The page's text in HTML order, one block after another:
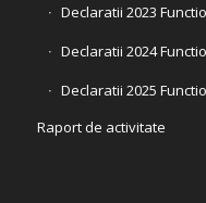
Declaratii 2023
Declaratii 2024
Declaratii 2025
Raport de activitate